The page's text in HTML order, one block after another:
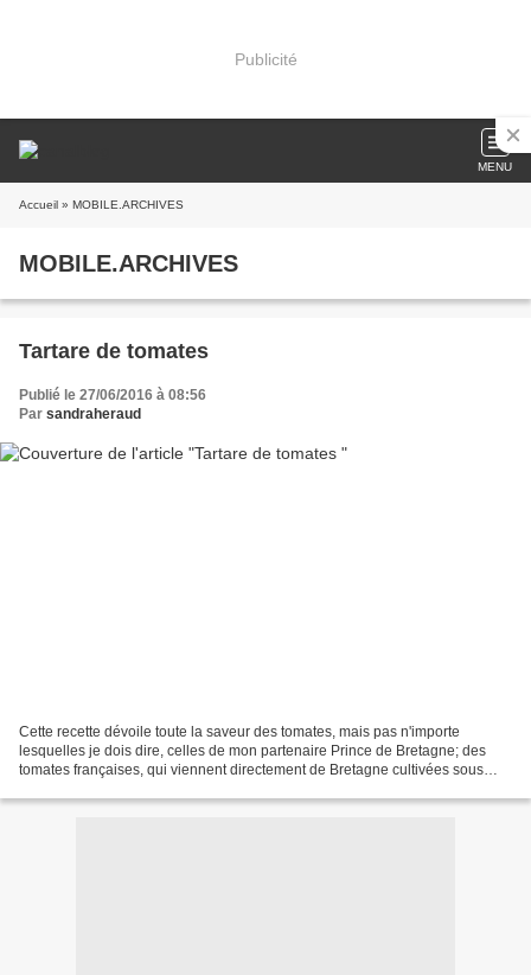
Publicité
MENU
Accueil » MOBILE.ARCHIVES
MOBILE.ARCHIVES
Tartare de tomates
Publié le 27/06/2016 à 08:56
Par sandraheraud
Cette recette dévoile toute la saveur des tomates, mais pas n'importe
lesquelles je dois dire, celles de mon partenaire Prince de Bretagne; des
tomates françaises, qui viennent directement de Bretagne cultivées sous